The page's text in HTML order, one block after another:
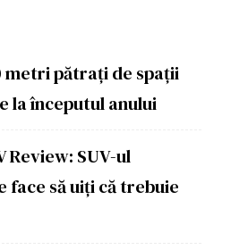
metri pătrați de spații
la începutul anului
Review: SUV-ul
face să uiți că trebuie